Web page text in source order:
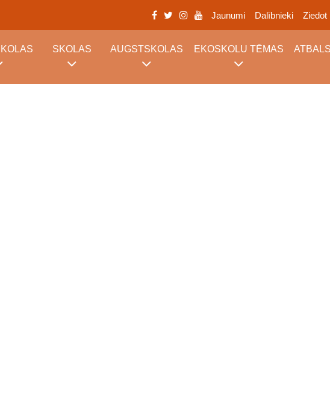
Jaunumi Dalībnieki Ziedot
SKOLAS AUGSTSKOLAS EKOSKOLU TĒMAS